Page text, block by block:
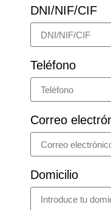
DNI/NIF/CIF
Teléfono
Correo
Domicilio